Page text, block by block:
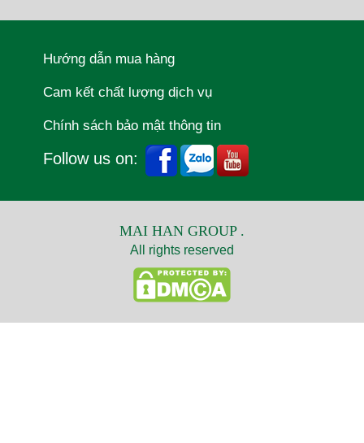
Hướng dẫn mua hàng
Cam kết chất lượng dịch vụ
Chính sách bảo mật thông tin
Follow us on:
MAI HAN GROUP .
All rights reserved